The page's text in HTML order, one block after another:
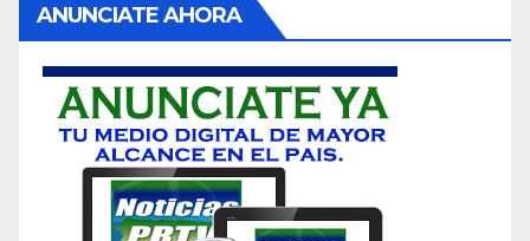
ANUNCIATE AHORA